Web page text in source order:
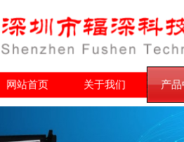
网站首页 关于我们 产品